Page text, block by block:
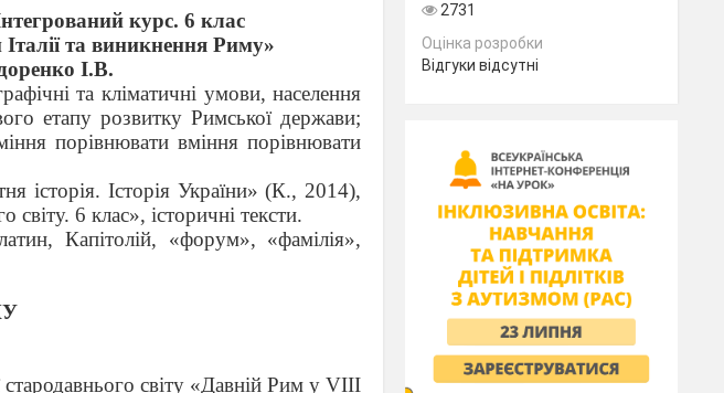
курс. 6 клас
та виникнення Риму»
І.В.
та кліматичні умови, населення
етапу розвитку Римської держави;
порівнювати вміння порівнювати
історія. Історія України» (К., 2014),
світу. 6 клас», історичні тексти.
Капітолій, «форум», «фамілія»,
світу «Давній Рим у VIII
2731
Оцінка розробки
Відгуки відсутні